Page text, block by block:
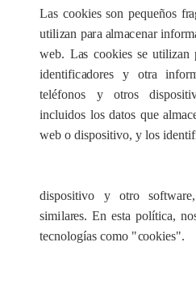
Las cookies son pequeños fra
utilizan para almacenar inform
web. Las cookies se utilizan
identificadores y otra infor
teléfonos y otros dispositi
incluidos los datos quealmac
web o dispositivo, y los
dispositivo y otro software
similares. Enesta política,
tecnologíascomo "cookies".